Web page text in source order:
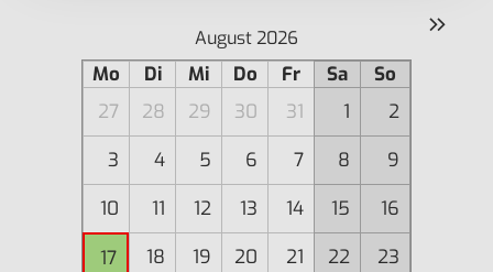
»
August 2026
Mo Di Mi Do Fr Sa
So
27
28 29 30 31 1
2
3
4 5 6 7 8
9
10
11 12 13 14 15
16
17
18 19 20 21 22 23